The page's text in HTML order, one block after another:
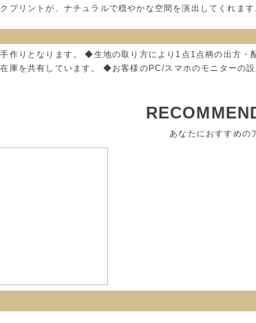
プリントが、ナチュラルで穏やかな空間を演出してくれます
作りとなります。 ◆生地の取り方により1点1点柄の出方
庫を共有しています。 ◆お客様のPC/スマホのモニターの
あなたにおすすめの